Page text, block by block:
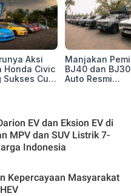
Aksi
Honda Civic
Sukses Curi
Manjakan
BJ40 dan
Auto Resmi
EV dan Eksion EV di
MPV dan SUV Listrik 7-
Indonesia
Kepercayaan Masyarakat